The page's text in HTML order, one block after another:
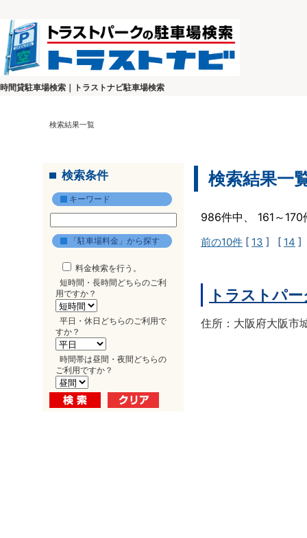
時間貸駐車場検索｜トラストナビ駐車場検索
検索結果一覧
検索条件
キーワード
「駐車場料金」から探す
料金検索を行う。
短時間・長時間どちらのご利
用ですか？
平日・休日どちらのご利用で
すか？
時間帯は昼間・夜間どちらの
ご利用ですか？
検索結果一
986件中、 161～
前の10件 [ 13 ] [ 14 ]
トラストパ
住所：大阪府大阪市